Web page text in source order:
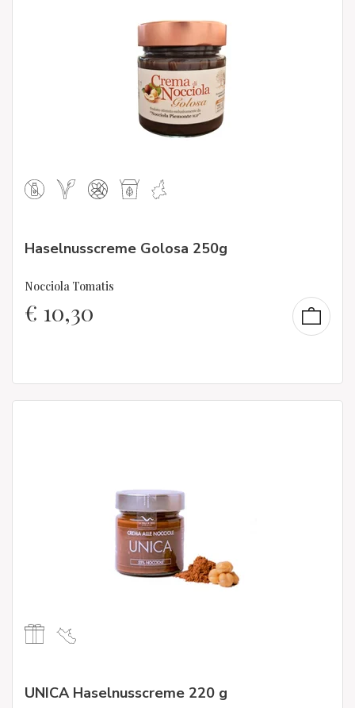
Haselnusscreme Golosa 250g
Nocciola Tomatis
€ 10,30
UNICA Haselnusscreme 220 g